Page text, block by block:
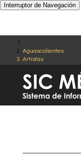
Aguascalientes
Artistas
Interruptor de Navegación